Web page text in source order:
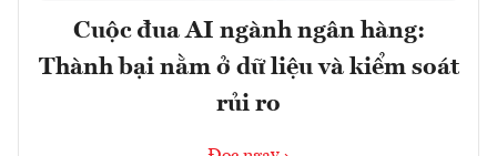
Cuộc đua AI ngành ngân hàng:
Thành bại nằm ở dữ liệu và kiểm soát
rủi ro